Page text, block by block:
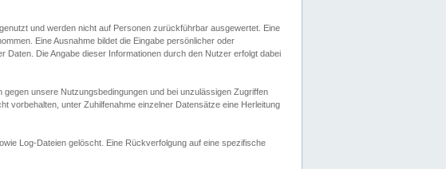
und werden nicht auf Personen zurückführbar ausgewertet. Eine
Eine Ausnahme bildet die Eingabe persönlicher oder
Die Angabe dieser Informationen durch den Nutzer erfolgt dabei
unsere Nutzungsbedingungen und bei unzulässigen Zugriffen
vorbehalten, unter Zuhilfenahme einzelner Datensätze eine Herleitung
Log-Dateien gelöscht. Eine Rückverfolgung auf eine spezifische